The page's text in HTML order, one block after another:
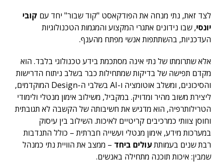
לצד זאת, נתי מנחה את הפודקאסט "קוד שבור" יחד עם קובי
יונסי, שבו נידונים אתגרי המקצוע והמגמות הטכנולוגיות
העדכניות, בהשתתפות אנשי מפתח מהענף.
אלא שתרומתו של נתי אינה מסתכמת בידע טכנולוגי בלבד. הוא
מקדם תפישה של בדיקות שמתחילות כבר בשלב ניתוח הדרישות
והסיכונים, ומשלב אוטומציה ו-AI בשלבי ה-Design המוקדמים,
ליצירת משוב מהיר ומדויק. במקביל, משילוב אימון מנטלי ולימודי
הטרילותרפיה, הוא מדגיש את חשיבותה של הקשבה לא תגובתית
וחוסן צוותי כמרכיבים קריטיים לאיכות. השילוב בין עיסוק
במערכות מידע, אימון מנטלי ועשייה חברתית – כולל התנדבות
רבת שנים בעמותתעולים ביחד – ממצב את הוויית נתי כמנהל
שמבין: איכות תוכנה מתחילה באנשים.